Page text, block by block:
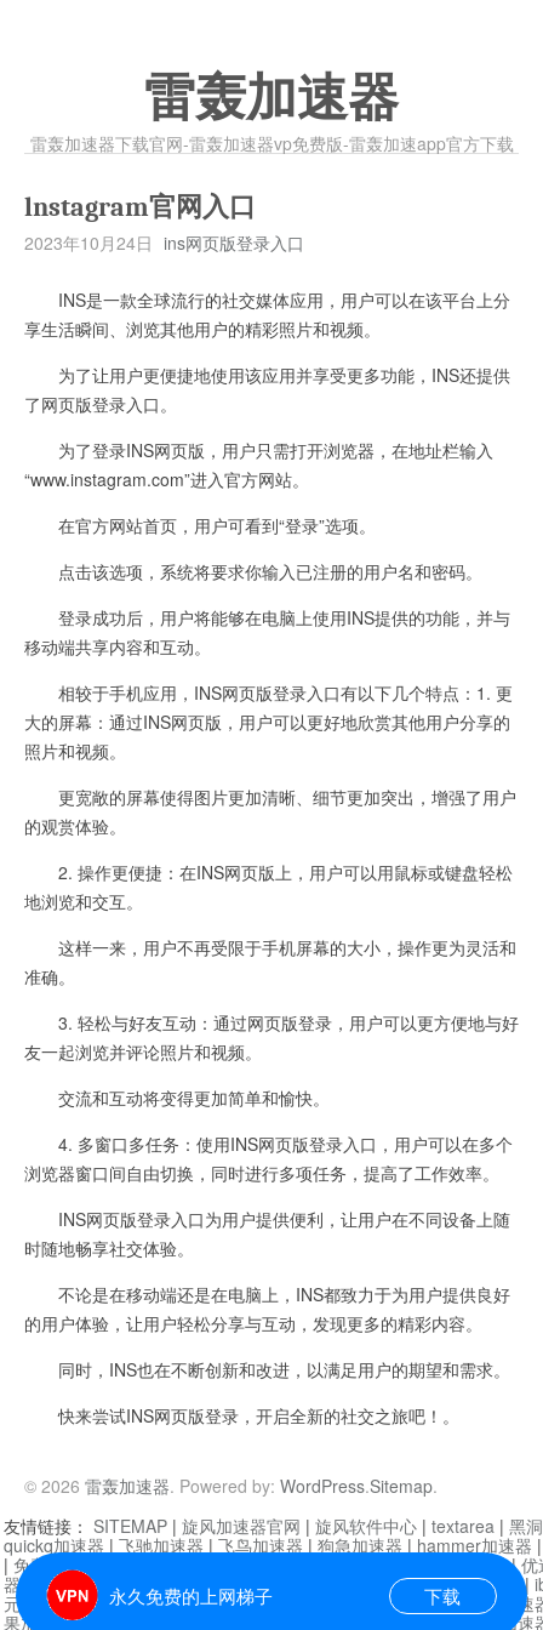
雷轰加速器
雷轰加速器下载官网-雷轰加速器vp免费版-雷轰加速app官方下载
lnstagram官网入口
2023年10月24日 ins网页版登录入口
INS是一款全球流行的社交媒体应用，用户可以在该平台上分
享生活瞬间、浏览其他用户的精彩照片和视频。
为了让用户更便捷地使用该应用并享受更多功能，INS还提供
了网页版登录入口。
为了登录INS网页版，用户只需打开浏览器，在地址栏输入
“www.instagram.com”进入官方网站。
在官方网站首页，用户可看到“登录”选项。
点击该选项，系统将要求你输入已注册的用户名和密码。
登录成功后，用户将能够在电脑上使用INS提供的功能，并与
移动端共享内容和互动。
相较于手机应用，INS网页版登录入口有以下几个特点：1. 更
大的屏幕：通过INS网页版，用户可以更好地欣赏其他用户分享的
照片和视频。
更宽敞的屏幕使得图片更加清晰、细节更加突出，增强了用户
的观赏体验。
2. 操作更便捷：在INS网页版上，用户可以用鼠标或键盘轻松
地浏览和交互。
这样一来，用户不再受限于手机屏幕的大小，操作更为灵活和
准确。
3. 轻松与好友互动：通过网页版登录，用户可以更方便地与好
友一起浏览并评论照片和视频。
交流和互动将变得更加简单和愉快。
4. 多窗口多任务：使用INS网页版登录入口，用户可以在多个
浏览器窗口间自由切换，同时进行多项任务，提高了工作效率。
INS网页版登录入口为用户提供便利，让用户在不同设备上随
时随地畅享社交体验。
不论是在移动端还是在电脑上，INS都致力于为用户提供良好
的用户体验，让用户轻松分享与互动，发现更多的精彩内容。
同时，INS也在不断创新和改进，以满足用户的期望和需求。
快来尝试INS网页版登录，开启全新的社交之旅吧！。
© 2026 雷轰加速器. Powered by: WordPress.Sitemap.
永久免费的上网梯子 下载
友情链接： SITEMAP | 旋风加速器官网 | 旋风软件中心 | textarea | 黑
quickq加速器 | 飞驰加速器 | 飞鸟加速器 | 狗急加速器 | hammer加速器
| 免费vqn加速外网 迷雾通|优
器| 快柠檬加速器 |黑洞加速 |falemon 快橙加速器|anycast加速器 |
元机场加速器 |一元机场|老王加速器 | 白石山|
小牛加速
果加速器|黑洞加速 芒果加速